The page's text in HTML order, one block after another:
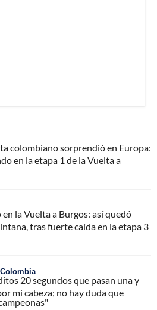
colombiano sorprendió en Europa:
en la etapa 1 de la Vuelta a
en la Vuelta a Burgos: así quedó
tras fuerte caída en la etapa 3
20 segundos que pasan una y
mi cabeza; no hay duda que